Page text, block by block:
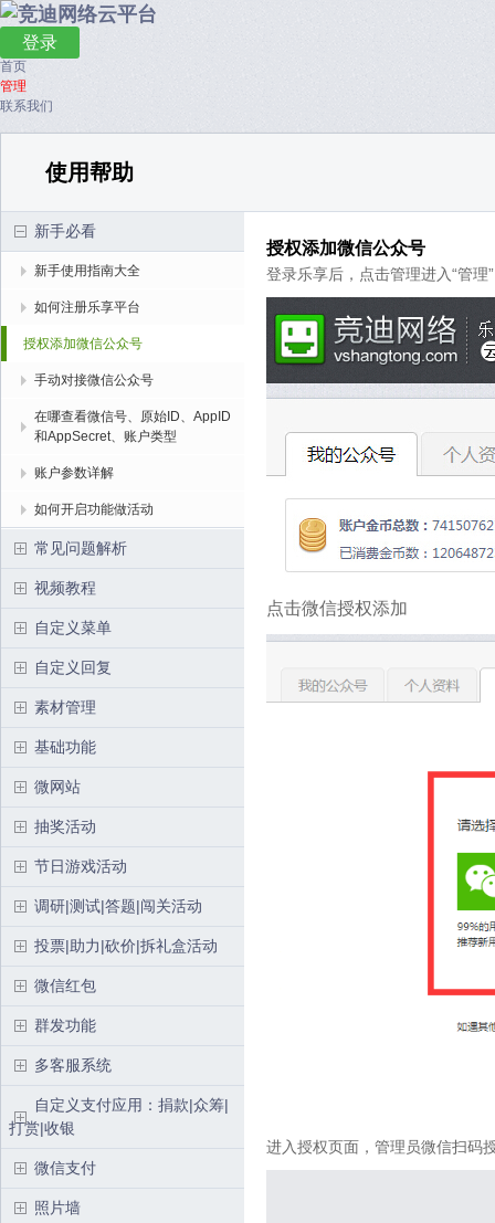
登录
首页
管理
联系我们
使用帮助
新手必看
新手使用指南大全
如何注册乐享平台
授权添加微信公众号
手动对接微信公众号
在哪查看微信号、原始ID、AppID
和AppSecret、账户类型
账户参数详解
如何开启功能做活动
常见问题解析
视频教程
自定义菜单
自定义回复
素材管理
基础功能
微网站
抽奖活动
节日游戏活动
调研|测试|答题|闯关活动
投票|助力|砍价|拆礼盒活动
微信红包
群发功能
多客服系统
自定义支付应用：捐款|众筹|
打赏|收银
微信支付
照片墙
授权添加微信公众号
登录乐享后，点击管理进入“管理
点击微信授权添加
进入授权页面，管理员微信扫码